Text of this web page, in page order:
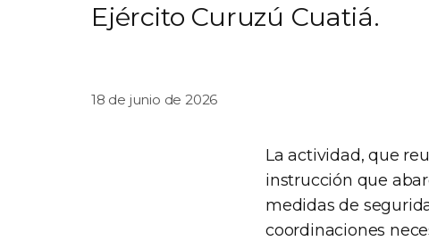
Ejército Curuzú Cuatiá.
18 de junio de 2026
La actividad, que
instrucción que
medidas de
coordinaciones